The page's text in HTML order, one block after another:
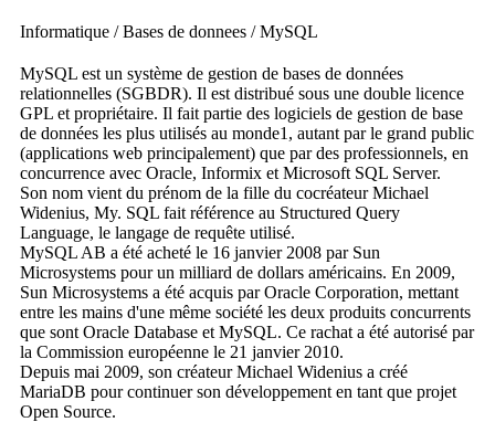
Informatique / Bases de donnees / MySQL
MySQL est un système de gestion de bases de données
relationnelles (SGBDR). Il est distribué sous une double licence
GPL et propriétaire. Il fait partie des logiciels de gestion de base
de données les plus utilisés au monde1, autant par le grand public
(applications web principalement) que par des professionnels, en
concurrence avec Oracle, Informix et Microsoft SQL Server.
Son nom vient du prénom de la fille du cocréateur Michael
Widenius, My. SQL fait référence au Structured Query
Language, le langage de requête utilisé.
MySQL AB a été acheté le 16 janvier 2008 par Sun
Microsystems pour un milliard de dollars américains. En 2009,
Sun Microsystems a été acquis par Oracle Corporation, mettant
entre les mains d'une même société les deux produits concurrents
que sont Oracle Database et MySQL. Ce rachat a été autorisé par
la Commission européenne le 21 janvier 2010.
Depuis mai 2009, son créateur Michael Widenius a créé
MariaDB pour continuer son développement en tant que projet
Open Source.